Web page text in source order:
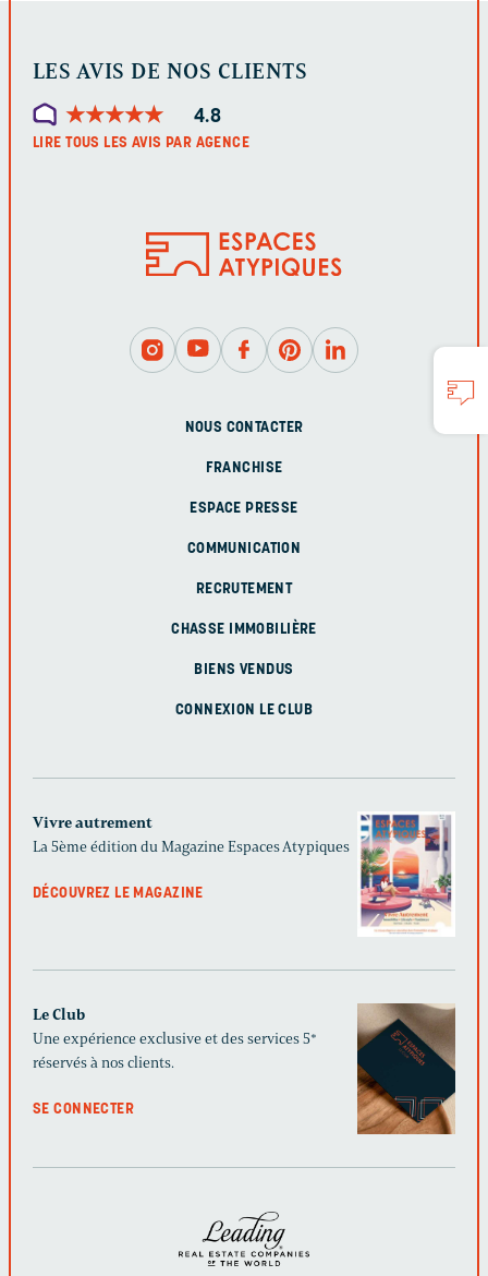
LES AVIS DE NOS CLIENTS
★★★★★
★★★★★ 4.8
LIRE TOUS LES AVIS PAR AGENCE
NOUS CONTACTER
FRANCHISE
ESPACE PRESSE
COMMUNICATION
RECRUTEMENT
CHASSE IMMOBILIÈRE
BIENS VENDUS
CONNEXION LE CLUB
Vivre autrement
La 5ème édition du Magazine Espaces Atypiques
DÉCOUVREZ LE MAGAZINE
Le Club
Une expérience exclusive et des services 5*
réservés à nos clients.
SE CONNECTER